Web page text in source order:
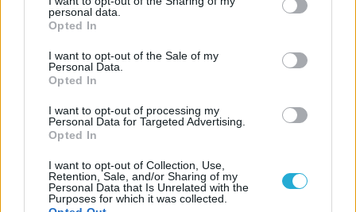
grant or deny consent to Google and its third-party tags to
use your data for below specified purposes in below Google
consent section.
personal data.
Opted In
I want to opt-out of the Sale of my
Personal Data.
Opted In
I want to opt-out of processing my
Personal Data for Targeted Advertising.
Opted In
I want to opt-out of Collection, Use,
Retention, Sale, and/or Sharing of my
Personal Data that Is Unrelated with the
Purposes for which it was collected.
Aκολουθήστε μας